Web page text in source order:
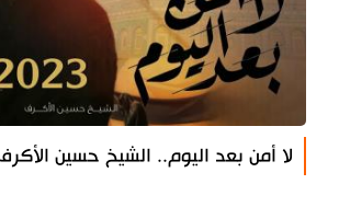
لا أمن بعد اليوم.. الشيخ حسين